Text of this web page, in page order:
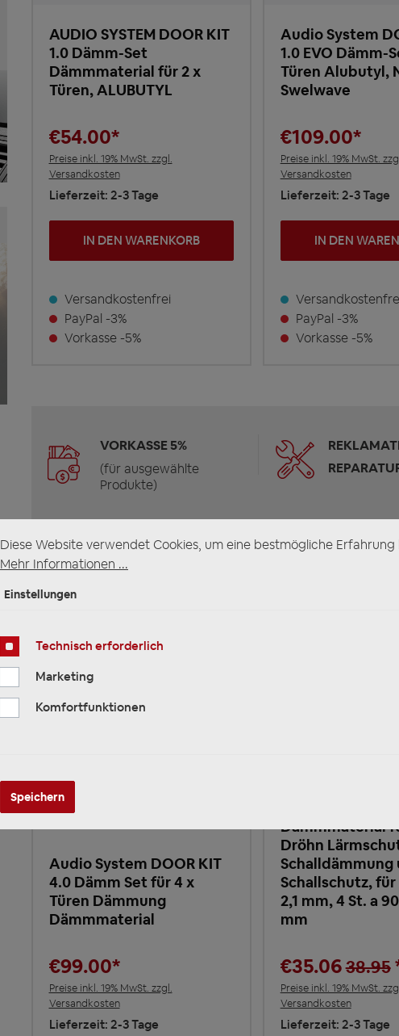
AUDIO SYSTEM DOOR KIT
1.0 Dämm-Set
Dämmmaterial für 2 x
Türen, ALUBUTYL
€54.00*
Preise inkl. 19% MwSt. zzgl.
Versandkosten
Lieferzeit: 2-3 Tage
IN DEN WARENKORB
Versandkostenfrei
PayPal -3%
Vorkasse -5%
Audio System
1.0 EVO Dämm-
Türen Alubutyl,
Swelwave
€109.00*
Preise inkl. 19% MwSt.
Versandkosten
Lieferzeit: 2-3 Tage
IN DEN
PayPal -3%
Vorkasse -5%
VORKASSE 5%
(für ausgewählte
Produkte)
Audio System DOOR KIT
4.0 Dämm Set für 4 x
Türen Dämmung
Dämmmaterial
€99.00*
Preise inkl. 19% MwSt. zzgl.
Versandkosten
Lieferzeit: 2-3 Tage
Dämmmaterial
Dröhn
Schalldämmung
Schallschutz,
2,1 mm, 4 St. a
mm
€35.0638.95
Preise inkl. 19% MwSt.
Versandkosten
Lieferzeit: 2-3 Tage
Diese Website verwendet Cookies, um eine bestmögliche
Mehr Informationen ...
Einstellungen
Technisch erforderlich
Marketing
Komfortfunktionen
Speichern